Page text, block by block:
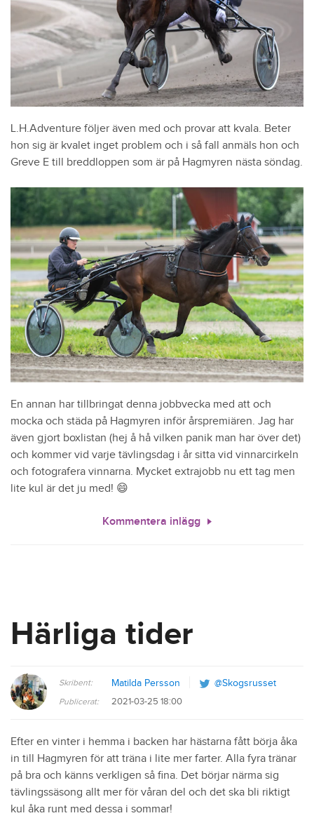
L.H.Adventure följer även med och provar att kvala. Beter
hon sig är kvalet inget problem och i så fall anmäls hon och
Greve E till breddloppen som är på Hagmyren nästa söndag.
En annan har tillbringat denna jobbvecka med att och
mocka och städa på Hagmyren inför årspremiären. Jag har
även gjort boxlistan (hej å hå vilken panik man har över det)
och kommer vid varje tävlingsdag i år sitta vid vinnarcirkeln
och fotografera vinnarna. Mycket extrajobb nu ett tag men
lite kul är det ju med! 😄
Kommentera inlägg
Härliga tider
Skribent: Matilda Persson @Skogsrusset
Publicerat: 2021-03-25 18:00
Efter en vinter i hemma i backen har hästarna fått börja åka
in till Hagmyren för att träna i lite mer farter. Alla fyra tränar
på bra och känns verkligen så fina. Det börjar närma sig
tävlingssäsong allt mer för våran del och det ska bli riktigt
kul åka runt med dessa i sommar!